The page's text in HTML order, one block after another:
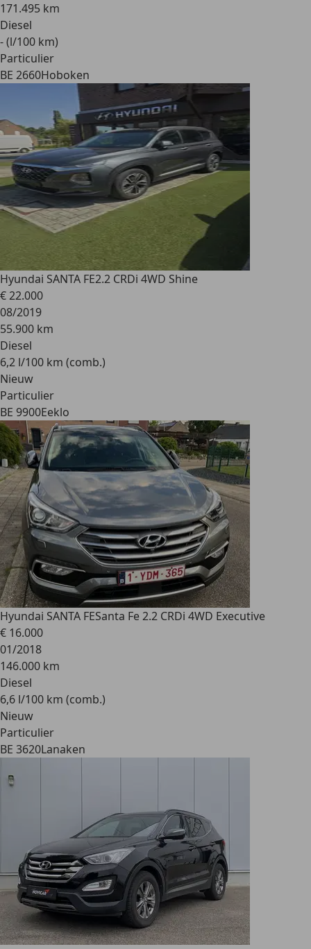
171.495 km
Diesel
- (l/100 km)
Particulier
BE 2660Hoboken
Hyundai SANTA FE2.2 CRDi 4WD Shine
€ 22.000
08/2019
55.900 km
Diesel
6,2 l/100 km (comb.)
Nieuw
Particulier
BE 9900Eeklo
Hyundai SANTA FESanta Fe 2.2 CRDi 4WD Executive
€ 16.000
01/2018
146.000 km
Diesel
6,6 l/100 km (comb.)
Nieuw
Particulier
BE 3620Lanaken